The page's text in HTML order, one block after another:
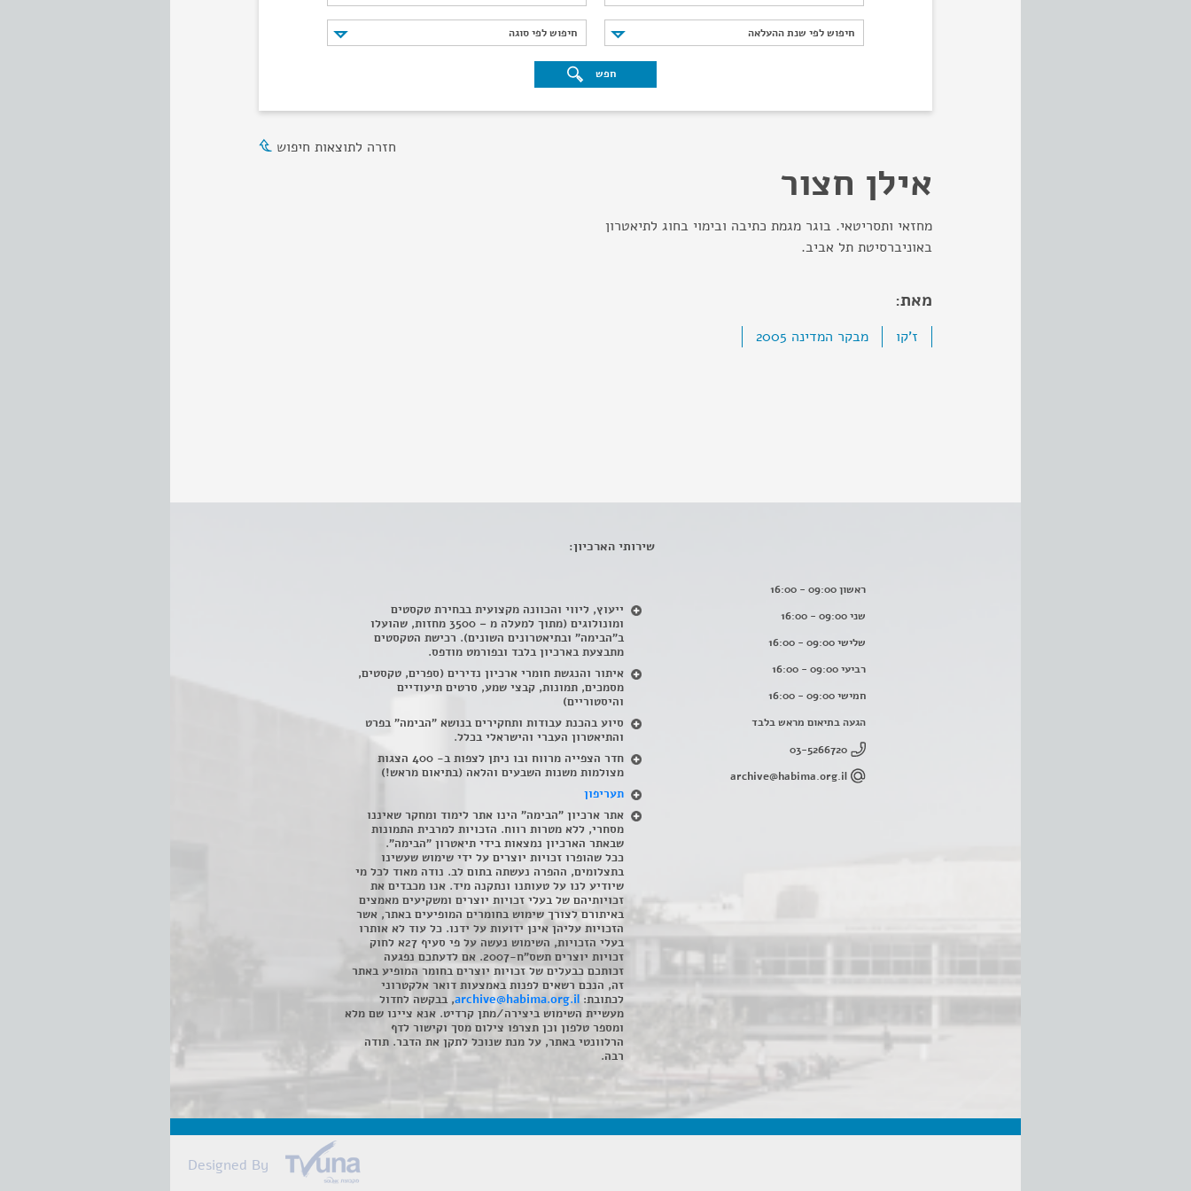
חיפוש לפי שנת ההעלאה
חיפוש לפי שנת ההעלאה חיפוש לפי סוגה
חיפוש לפי סוגה
חפש
חזרה לתוצאות חיפוש
אילן חצור
מחזאי ותסריטאי. בוגר מגמת כתיבה ובימוי בחוג לתיאטרון
באוניברסיטת תל אביב.
מאת:
ז'קו מבקר המדינה 2005
ראשון 09:00 - 16:00
שני 09:00 - 16:00
שלישי 09:00 - 16:00
רביעי 09:00 - 16:00
חמישי 09:00 - 16:00
הגעה בתיאום מראש בלבד
03-5266720
archive@habima.org.il
שירותי הארכיון:
ייעוץ, ליווי והכוונה מקצועית בבחירת טקסטים
ומונולוגים (מתוך למעלה מ – 3500 מחזות, שהועלו
ב"הבימה" ובתיאטרונים השונים). רכישת הטקסטים
מתבצעת בארכיון בלבד ובפורמט מודפס.
איתור והנגשת חומרי ארכיון נדירים (ספרים, טקסטים,
מסמכים, תמונות, קבצי שמע, סרטים תיעודיים
והיסטוריים)
סיוע בהכנת עבודות ותחקירים בנושא "הבימה" בפרט
והתיאטרון העברי והישראלי בכלל.
חדר הצפייה מרווח ובו ניתן לצפות ב- 400 הצגות
מצולמות משנות השבעים והלאה (בתיאום מראש!)
תעריפון
אתר ארכיון "הבימה" הינו אתר לימוד ומחקר שאיננו
מסחרי, ללא מטרות רווח. הזכויות למרבית התמונות
שבאתר הארכיון נמצאות בידי תיאטרון "הבימה".
ככל שהופרו זכויות יוצרים על ידי שימוש שעשינו
בתצלומים, ההפרה נעשתה בתום לב. נודה מאוד לכל מי
שיודיע לנו על טעותנו ונתקנה מיד. אנו מכבדים את
זכויותיהם של בעלי זכויות יוצרים ומשקיעים מאמצים
באיתורם לצורך שימוש בחומרים המופיעים באתר, אשר
הזכויות עליהן אינן ידועות על ידנו. כל עוד לא אותרו
בעלי הזכויות, השימוש נעשה על פי סעיף 27א לחוק
זכויות יוצרים תשס"ח-2007. אם לדעתכם נפגעה
זכותכם כבעלים של זכויות יוצרים בחומר המופיע באתר
זה, הנכם רשאים לפנות באמצעות דואר אלקטרוני
לכתובת: archive@habima.org.il, בבקשה לחדול
מעשיית השימוש ביצירה/מתן קרדיט. אנא ציינו שם מלא
ומספר טלפון וכן תצרפו צילום מסך וקישור לדף
הרלוונטי באתר, על מנת שנוכל לתקן את הדבר. תודה
רבה.
Designed By